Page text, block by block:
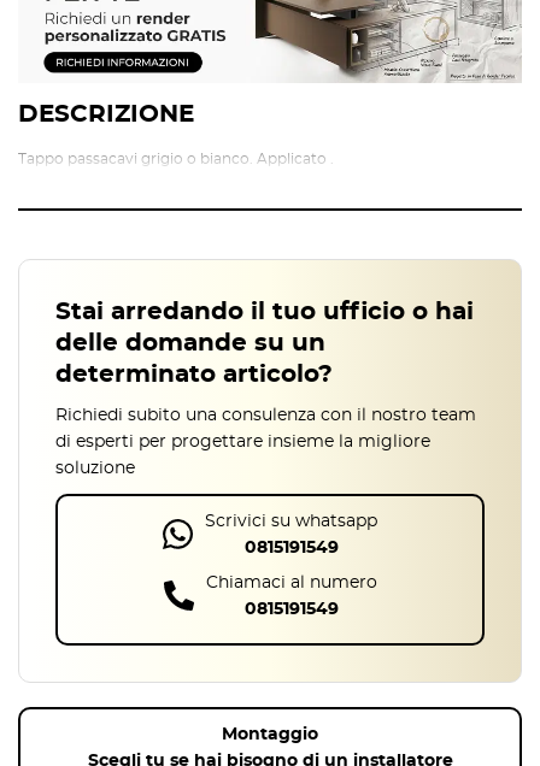
DESCRIZIONE
Tappo passacavi grigio o bianco. Applicato .
Stai arredando il tuo ufficio o hai
delle domande su un
determinato articolo?
Richiedi subito una consulenza con il nostro team
di esperti per progettare insieme la migliore
soluzione
Scrivici su whatsapp
0815191549
Chiamaci al numero
0815191549
Montaggio
Scegli tu se hai bisogno di un installatore